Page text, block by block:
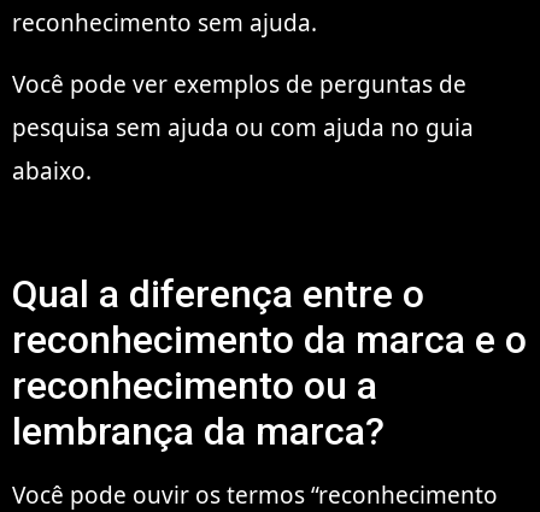
reconhecimento sem ajuda.
Você pode ver exemplos de perguntas de
pesquisa sem ajuda ou com ajuda no guia
abaixo.
Qual a diferença entre o
reconhecimento da marca e o
reconhecimento ou a
lembrança da marca?
Você pode ouvir os termos “reconhecimento